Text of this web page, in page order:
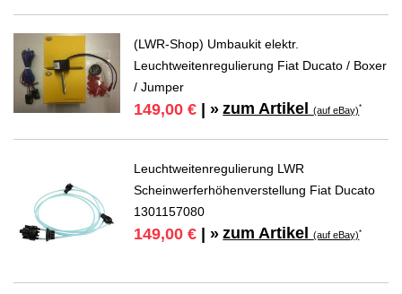
(LWR-Shop) Umbaukit elektr.
Leuchtweitenregulierung Fiat Ducato / Boxer
/ Jumper
149,00 € | » zum Artikel(auf eBay)*
Leuchtweitenregulierung LWR
Scheinwerferhöhenverstellung Fiat Ducato
1301157080
149,00 € | » zum Artikel(auf eBay)*